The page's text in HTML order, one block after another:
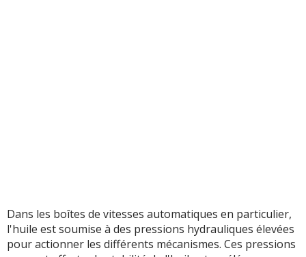
Dans les boîtes de vitesses automatiques en particulier,
l'huile est soumise à des pressions hydrauliques élevées
pour actionner les différents mécanismes. Ces pressions